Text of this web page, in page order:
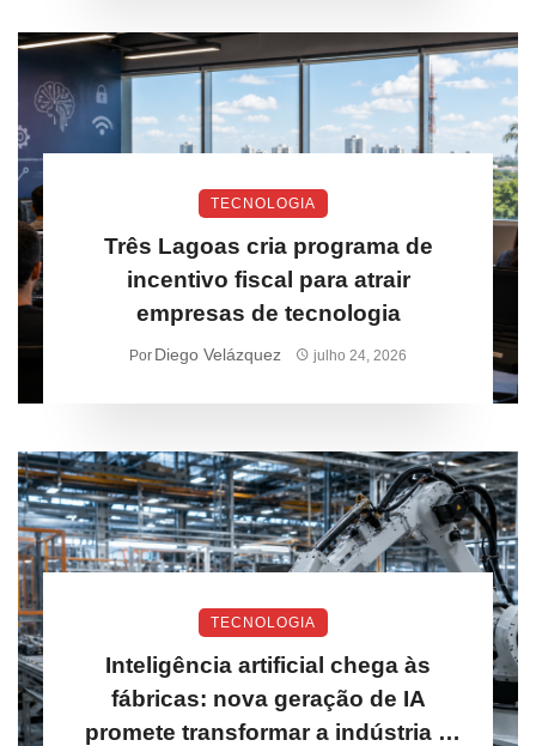
TECNOLOGIA
Três Lagoas cria programa de
incentivo fiscal para atrair
empresas de tecnologia
Por Diego Velázquez julho 24, 2026
TECNOLOGIA
Inteligência artificial chega às
fábricas: nova geração de IA
promete transformar a indústria e